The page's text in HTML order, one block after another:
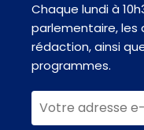
Chaque lundi à
parlementaire, les
rédaction, ainsi
programmes.